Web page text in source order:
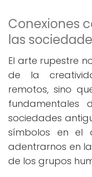
Conexiones
las
El arte rupestre
de la
remotos, sino
fundamentales
sociedades
símbolos en el
adentrarnos en
de los grupos